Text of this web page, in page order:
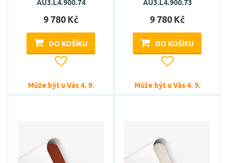
AU3.L4.900.74
9 780 Kč
DO KOŠÍKU
Může být u Vás 4. 9.
AU3.L4.900.73
9 780 Kč
DO KOŠÍKU
Může být u Vás 4. 9.